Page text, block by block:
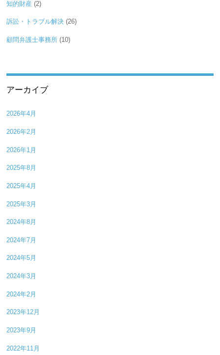
知的財産 (2)
訴訟・トラブル解決 (26)
顧問弁護士事務所 (10)
アーカイブ
2026年4月
2026年2月
2026年1月
2025年8月
2025年4月
2025年3月
2024年8月
2024年7月
2024年5月
2024年3月
2024年2月
2023年12月
2023年9月
2022年11月